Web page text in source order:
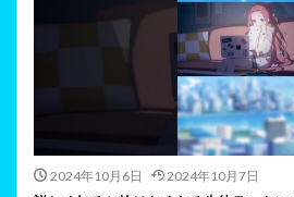
2024年10月6日 2024年10月7日